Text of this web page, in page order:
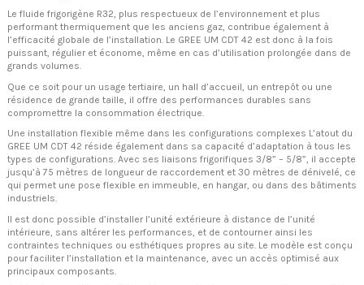
Le fluide frigorigène R32, plus respectueux de l’environnement et plus
performant thermiquement que les anciens gaz, contribue également à
l’efficacité globale de l’installation. Le GREE UM CDT 42 est donc à la fois
puissant, régulier et économe, même en cas d’utilisation prolongée dans de
grands volumes.
Que ce soit pour un usage tertiaire, un hall d’accueil, un entrepôt ou une
résidence de grande taille, il offre des performances durables sans
compromettre la consommation électrique.
Une installation flexible même dans les configurations complexes L’atout du
GREE UM CDT 42 réside également dans sa capacité d’adaptation à tous les
types de configurations. Avec ses liaisons frigorifiques 3/8” – 5/8”, il accepte
jusqu’à 75 mètres de longueur de raccordement et 30 mètres de dénivelé, ce
qui permet une pose flexible en immeuble, en hangar, ou dans des bâtiments
industriels.
Il est donc possible d’installer l’unité extérieure à distance de l’unité
intérieure, sans altérer les performances, et de contourner ainsi les
contraintes techniques ou esthétiques propres au site. Le modèle est conçu
pour faciliter l’installation et la maintenance, avec un accès optimisé aux
principaux composants.